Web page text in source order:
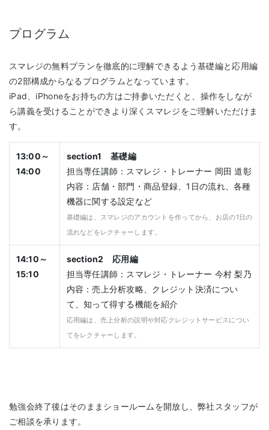
プログラム
スマレジの無料プランを徹底的に理解できるよう基礎編と応用編
の2部構成からなるプログラムとなっています。
iPad、iPhoneをお持ちの方はご持参いただくと、操作をしなが
ら講義を受けることができより深くスマレジをご理解いただけま
す。
13:00～
14:00
section1 基礎編
担当専任講師：スマレジ・トレーナー 岡田 道彰
内容：店舗・部門・商品登録、1日の流れ、各種
機器に関する設定など
基礎編は、スマレジのアカウントを作ってから、お店の1日の
流れなどをレクチャーします。
14:10～
15:10
section2 応用編
担当専任講師：スマレジ・トレーナー 今村 梨乃
内容：売上分析攻略、クレジット決済につい
て、知って得する機能を紹介
応用編は、売上分析の説明や対応クレジットサービスについ
てをレクチャーします。
勉強会終了後はそのままショールームを開放し、弊社スタッフが
ご相談を承ります。